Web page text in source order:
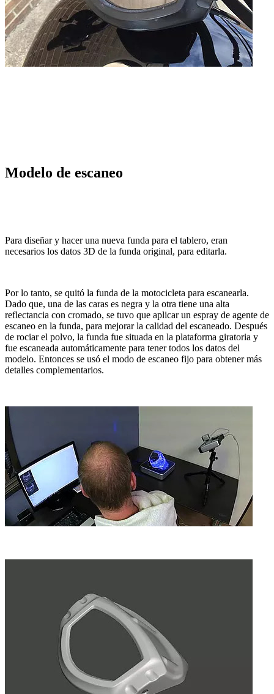
Modelo de escaneo
Para diseñar y hacer una nueva funda para el tablero, eran
necesarios los datos 3D de la funda original, para editarla.
Por lo tanto, se quitó la funda de la motocicleta para escanearla.
Dado que, una de las caras es negra y la otra tiene una alta
reflectancia con cromado, se tuvo que aplicar un espray de agente de
escaneo en la funda, para mejorar la calidad del escaneado. Después
de rociar el polvo, la funda fue situada en la plataforma giratoria y
fue escaneada automáticamente para tener todos los datos del
modelo. Entonces se usó el modo de escaneo fijo para obtener más
detalles complementarios.